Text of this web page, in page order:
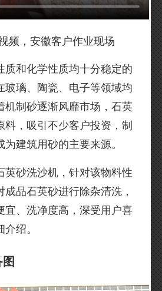
频，安徽客户作业现场
质和化学性质均十分稳定的
玻璃、陶瓷、电子等领域均
机制砂逐渐风靡市场，石英
料，吸引不少客户投资，制
建筑用砂的主要来源。
英砂洗沙机，针对该物料性
成品石英砂进行除杂清洗，
宜、洗净度高，深受用户喜
绍。